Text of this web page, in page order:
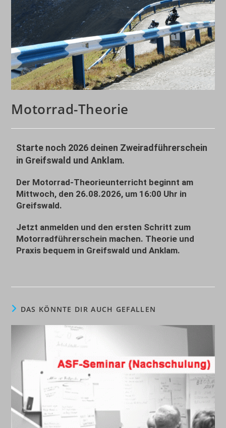
Motorrad-Theorie
Starte noch 2026 deinen Zweiradführerschein
in Greifswald undAnklam.
Der Motorrad-Theorieunterricht beginnt am
Mittwoch, den 26.08.2026, um 16:00 Uhr in
Greifswald.
Jetzt anmelden und den ersten Schritt zum
Motorradführerschein machen. Theorie und
Praxis bequem in Greifswald undAnklam.
DAS KÖNNTE DIR AUCH GEFALLEN